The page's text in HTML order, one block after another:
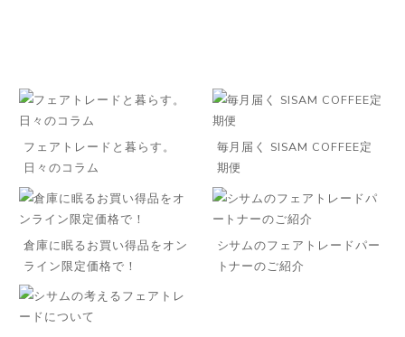
フェアトレードと暮らす。
日々のコラム
毎月届く SISAM COFFEE定
期便
倉庫に眠るお買い得品をオン
ライン限定価格で！
シサムのフェアトレードパー
トナーのご紹介